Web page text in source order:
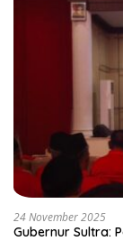
24 November 2025
Gubernur Sultra: